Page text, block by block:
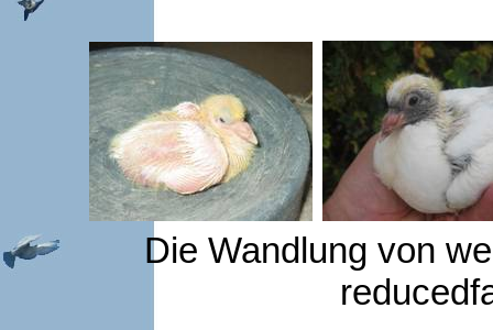
Die Wandlung von